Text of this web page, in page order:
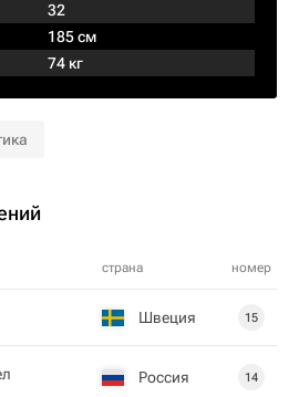
32
185 см
74 кг
страна номер
Швеция 15
Россия 14